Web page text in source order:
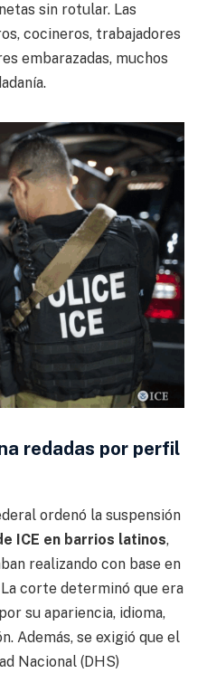
sin rotular. Las
cocineros, trabajadores
embarazadas, muchos
redadas por perfil
ordenó la suspensión
ICE en barrios latinos,
realizando con base en
corte determinó que era
su apariencia, idioma,
Además, se exigió que el
Nacional (DHS)